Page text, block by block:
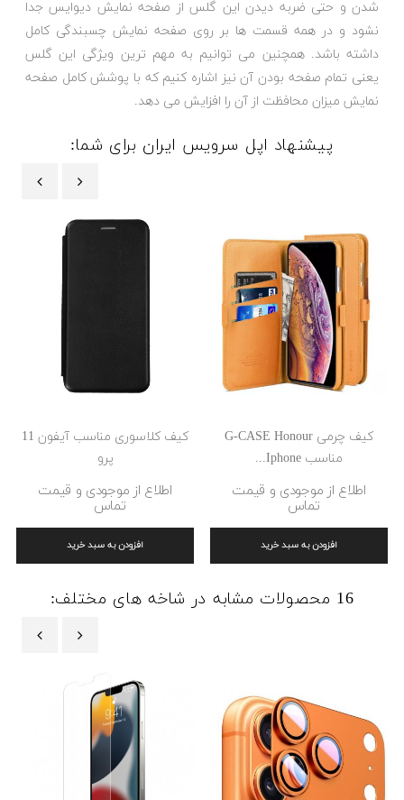
شدن و حتی ضربه دیدن این گلس از صفحه نمایش دیوایس جدا
نشود و در همه قسمت ها بر روی صفحه نمایش چسبندگی کامل
داشته باشد. همچنین می توانیم به مهم ترین ویژگی این گلس
یعنی تمام صفحه بودن آن نیز اشاره کنیم که با پوشش کامل صفحه
نمایش میزان محافظت از آن را افزایش می دهد.
پیشنهاد اپل سرویس ایران برای شما:
کیف چرمی G-CASE Honour
مناسب Iphone...
اطلاع از موجودی و قیمت
تماس
افزودن به سبد خرید
کیف کلاسوری مناسب آیفون 11
پرو
اطلاع از موجودی و قیمت
تماس
افزودن به سبد خرید
›
16 محصولات مشابه در شاخه های مختلف: